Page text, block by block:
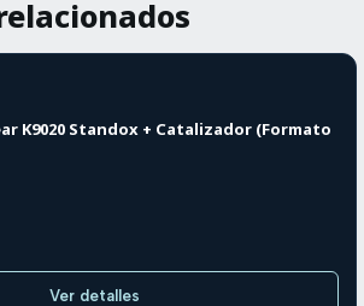
K9020 Standox + Catalizador (Formato
Ver detalles